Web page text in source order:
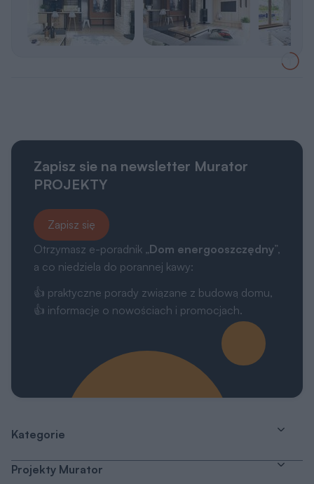
Zapisz sie na newsletter Murator
PROJEKTY
Zapisz się
Otrzymasz e-poradnik „Dom energooszczędny”,
a co niedziela do porannej kawy:
👍 praktyczne porady związane z budową domu,
👍 informacje o nowościach i promocjach.
Kategorie
Projekty Murator